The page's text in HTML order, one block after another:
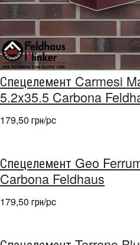
Спецелемент Carmesi
5.2x35.5 Carbona
179,50 грн/pc
Спецелемент Geo
Carbona Feldhaus
179,50 грн/pc